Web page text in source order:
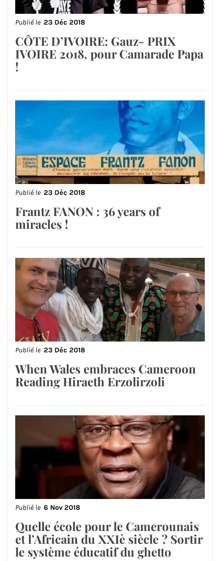
Publié le 23 Déc 2018
CÔTE D’IVOIRE: Gauz- PRIX
IVOIRE 2018, pour Camarade Papa
!
Publié le 23 Déc 2018
Frantz FANON : 36 years of
miracles !
Publié le 23 Déc 2018
When Wales embraces Cameroon
Reading Hiraeth Erzolirzoli
Publié le 6 Nov 2018
Quelle école pour le Camerounais
et l’Africain du XXIè siècle ? Sortir
le système éducatif du ghetto